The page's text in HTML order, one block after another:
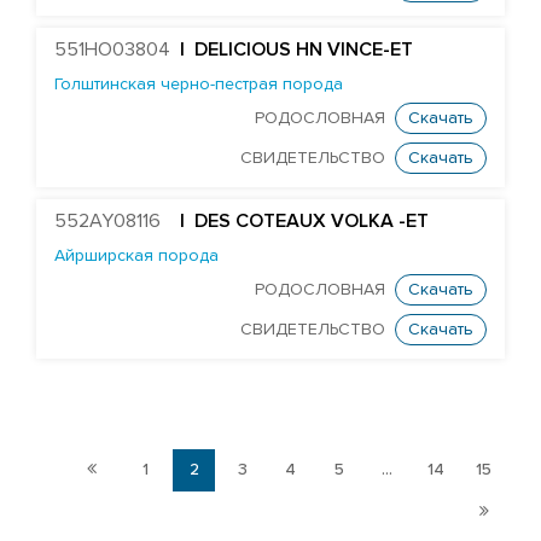
FARNEAR DELTA DENSTONE-ET
MR RUBICON DYNASTY-ET
DELICIOUS CHARL HARDBALL-ET
TJR MODESTY RIDLEY-ET
EDG NOBLE VERDE-ET
551HO03804 | DELICIOUS HN VINCE-ET
Голштинская черно-пестрая порода
РОДОСЛОВНАЯ
Скачать
СВИДЕТЕЛЬСТВО Скачать
552AY08116 | DES COTEAUX VOLKA -ET
Айрширская порода
РОДОСЛОВНАЯ
Скачать
СВИДЕТЕЛЬСТВО Скачать
1 2 3 4 5 ... 14 15